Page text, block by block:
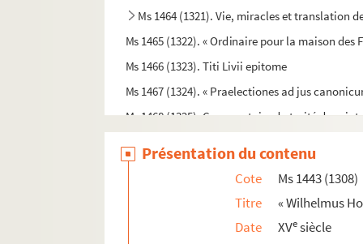
Ms 1464 (1321). Vie, miracles et translation
Ms 1465 (1322). « Ordinaire pour la maison des
Ms 1466 (1323). Titi Livii epitome
Ms 1467 (1324). « Praelectiones ad jus
Ms 1468 (1325). Commentaire du traité de
Présentation du contenu
Cote
Ms 1443 (1308)
Titre
« Wilhelmus
Date
XVesiècle